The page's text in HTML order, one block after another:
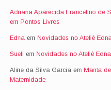
Adriana Aparecida Francelino de
em Pontos Livres
Edna em Novidades no Ateliê
Sueli em Novidades no Ateliê
Aline da Silva Garcia em Manta
Maternidade